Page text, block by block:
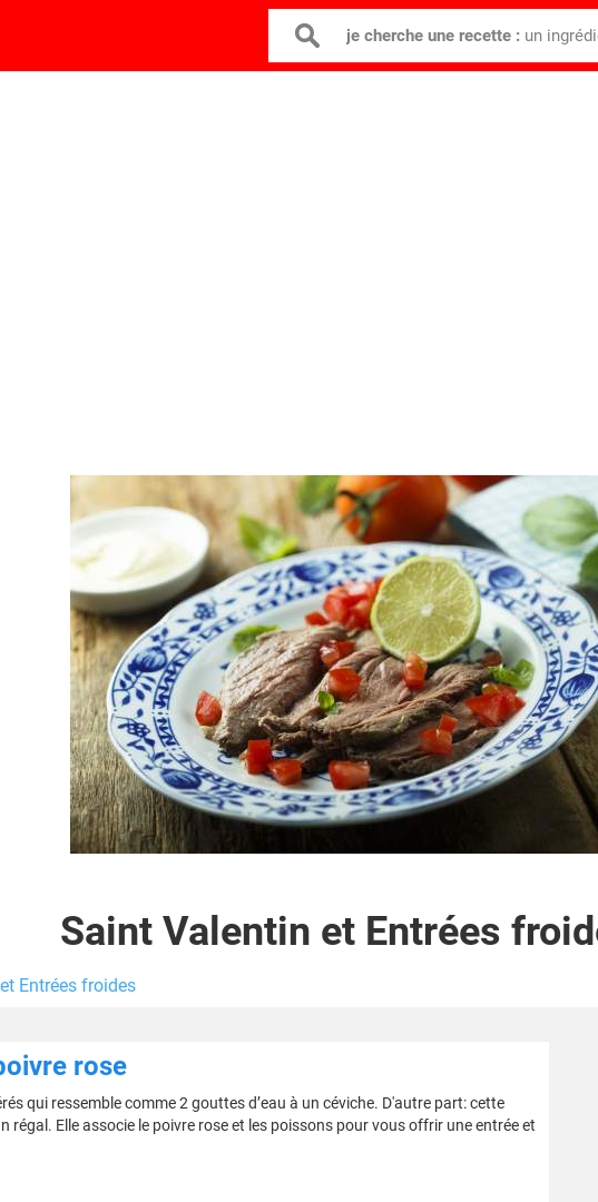
je cherche une recette : un
Saint Valentin et Entrées
Entrées froides
rose
qui ressemble comme 2 gouttes d’eau à un céviche. D'autre part: cette
régal. Elle associe le poivre rose et les poissons pour vous offrir une entrée et